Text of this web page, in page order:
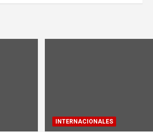
INTERNACIONALES